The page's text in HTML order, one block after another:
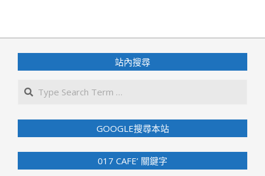
06-
19
站內搜尋
GOOGLE搜尋本站
017 CAFE’ 關鍵字